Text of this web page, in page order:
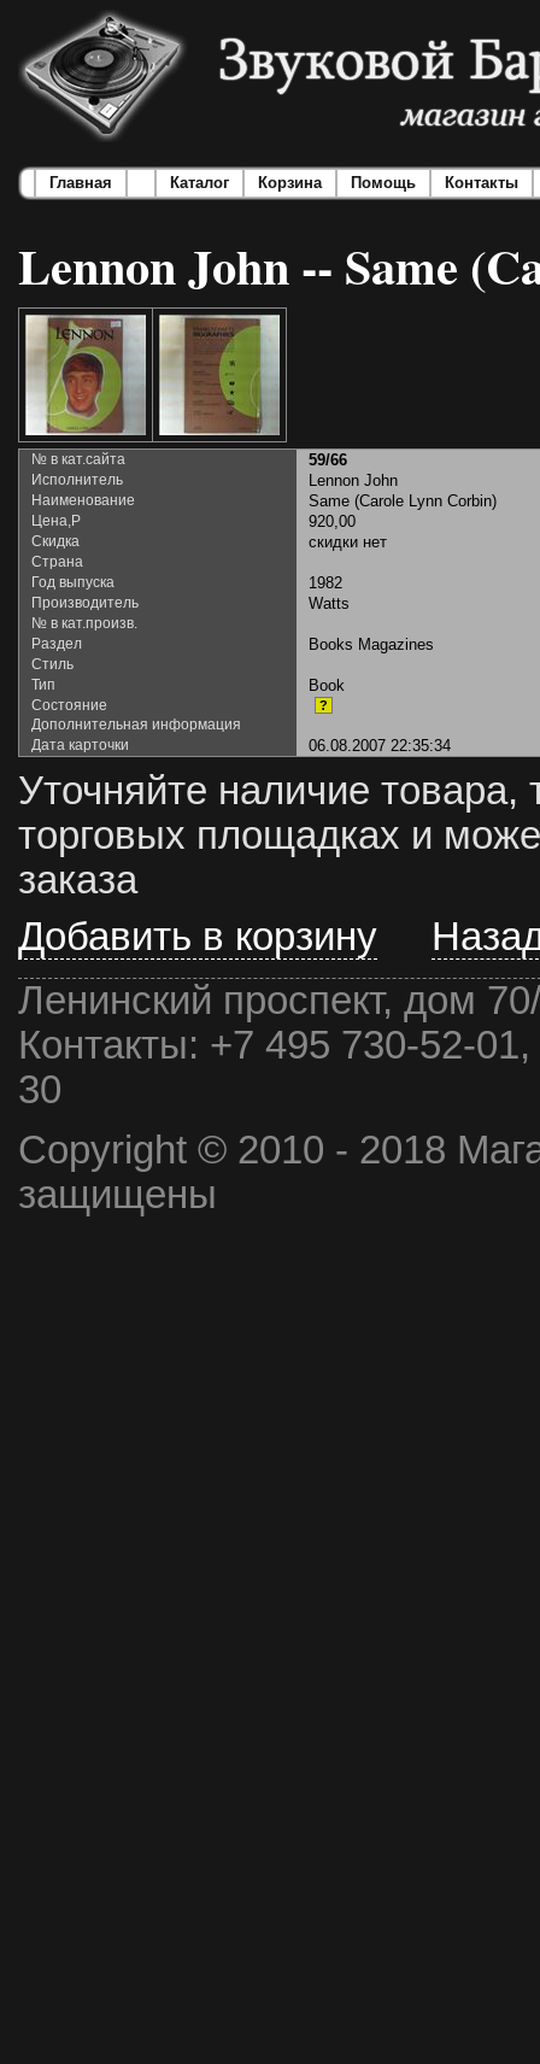
Главная Каталог Корзина Помощь Контакты
Lennon John -- Same
№ в кат.сайта 59/66
Исполнитель Lennon John
Наименование Same (Carole Lynn Corbin)
Цена,Р 920,00
Скидка скидки нет
Страна
Год выпуска
1982
Производитель Watts
№ в кат.произв.
Раздел
Books Magazines
Стиль
Тип
Book
Состояние ?
Дополнительная информация
Дата карточки
06.08.2007 22:35:34
Уточняйте наличие товара,
торговых площадках и
заказа
Добавить в корзину
Ленинский проспект, дом
Контакты: +7 495 730-52-
30
Copyright © 2010 - 2018
защищены